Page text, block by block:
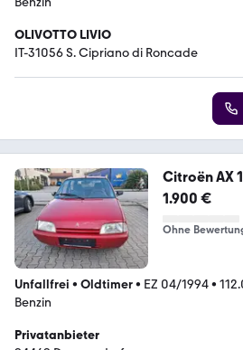
OLIVOTTO LIVIO
IT-31056 S. Cipriano di Roncade
Citroën AX
1.900 €
Ohne
Unfallfrei • Oldtimer• EZ 04/1994•
Benzin
Privatanbieter